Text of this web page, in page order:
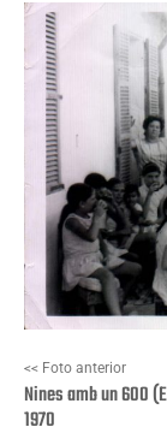
<< Foto anterior
Nines amb un 600
1970